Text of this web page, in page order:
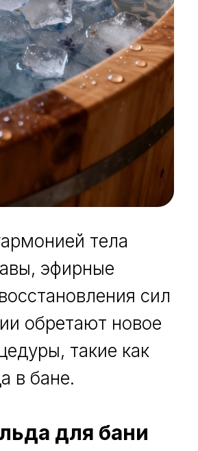
тела
эфирные
сил
обретают новое
такие как
в бане.
для бани